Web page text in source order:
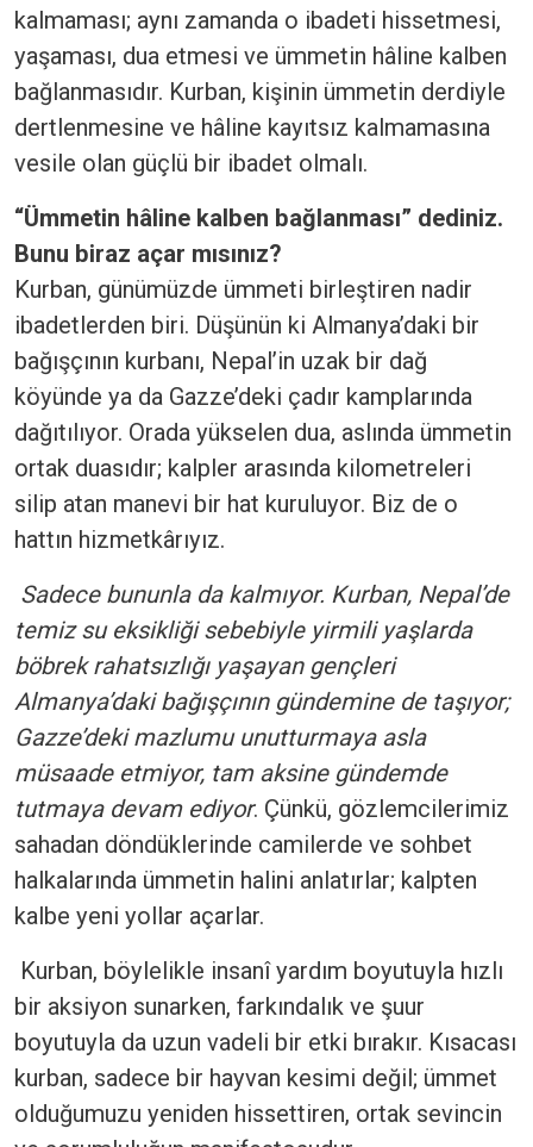
kalmaması; aynı zamanda o ibadeti hissetmesi,
yaşaması, dua etmesi ve ümmetin hâline kalben
bağlanmasıdır. Kurban, kişinin ümmetin derdiyle
dertlenmesine ve hâline kayıtsız kalmamasına
vesile olan güçlü bir ibadet olmalı.
“Ümmetin hâline kalben bağlanması” dediniz.
Bunu biraz açar mısınız?
Kurban, günümüzde ümmeti birleştiren nadir
ibadetlerden biri. Düşünün ki Almanya’daki bir
bağışçının kurbanı, Nepal’in uzak bir dağ
köyünde ya da Gazze’deki çadır kamplarında
dağıtılıyor. Orada yükselen dua, aslında ümmetin
ortak duasıdır; kalpler arasında kilometreleri
silip atan manevi bir hat kuruluyor. Biz de o
hattın hizmetkârıyız.
Sadece bununla da kalmıyor. Kurban, Nepal’de
temiz su eksikliği sebebiyle yirmili yaşlarda
böbrek rahatsızlığı yaşayan gençleri
Almanya’daki bağışçının gündemine de taşıyor;
Gazze’deki mazlumu unutturmaya asla
müsaade etmiyor, tam aksine gündemde
tutmaya devam ediyor. Çünkü, gözlemcilerimiz
sahadan döndüklerinde camilerde ve sohbet
halkalarında ümmetin halini anlatırlar; kalpten
kalbe yeni yollar açarlar.
Kurban, böylelikle insanî yardım boyutuyla hızlı
bir aksiyon sunarken, farkındalık ve şuur
boyutuyla da uzun vadeli bir etki bırakır. Kısacası
kurban, sadece bir hayvan kesimi değil; ümmet
olduğumuzu yeniden hissettiren, ortak sevincin